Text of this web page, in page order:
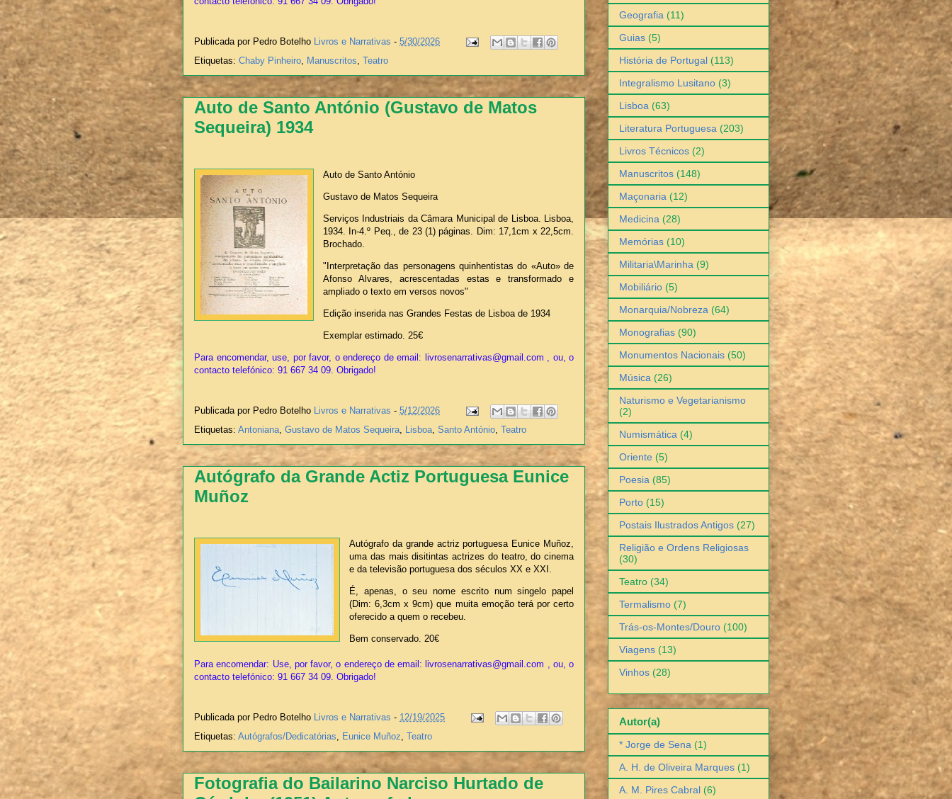
Publicada por Pedro Botelho Livros e Narrativas - 5/30/2026
Etiquetas: Chaby Pinheiro, Manuscritos, Teatro
Auto de Santo António (Gustavo de Matos
Sequeira) 1934
Auto de Santo António
Gustavo de Matos Sequeira
Serviços Industriais da Câmara Municipal de Lisboa. Lisboa,
1934. In-4.º Peq., de 23 (1) páginas. Dim: 17,1cm x 22,5cm.
Brochado.
"Interpretação das personagens quinhentistas do «Auto» de
Afonso Alvares, acrescentadas estas e transformado e
ampliado o texto em versos novos"
Edição inserida nas Grandes Festas de Lisboa de 1934
Exemplar estimado. 25€
Para encomendar, use, por favor, o endereço de email: livrosenarrativas@gmail.com , ou, o
contacto telefónico: 91 667 34 09. Obrigado!
Publicada por Pedro Botelho Livros e Narrativas - 5/12/2026
Etiquetas: Antoniana, Gustavo de Matos Sequeira, Lisboa, Santo António, Teatro
Autógrafo da Grande Actiz Portuguesa Eunice
Muñoz
Autógrafo da grande actriz portuguesa Eunice Muñoz,
uma das mais disitintas actrizes do teatro, do cinema
e da televisão portuguesa dos séculos XX e XXI.
É, apenas, o seu nome escrito num singelo papel
(Dim: 6,3cm x 9cm) que muita emoção terá por certo
oferecido a quem o recebeu.
Bem conservado. 20€
Para encomendar: Use, por favor, o endereço de email: livrosenarrativas@gmail.com , ou, o
contacto telefónico: 91 667 34 09. Obrigado!
Publicada por Pedro Botelho Livros e Narrativas - 12/19/2025
Etiquetas: Autógrafos/Dedicatórias, Eunice Muñoz, Teatro
Fotografia do Bailarino Narciso Hurtado de
Geografia (11)
Guias (5)
História de Portugal (113)
Integralismo Lusitano (3)
Lisboa (63)
Literatura Portuguesa (203)
Livros Técnicos (2)
Manuscritos (148)
Maçonaria (12)
Medicina (28)
Memórias (10)
Militaria\Marinha (9)
Mobiliário (5)
Monarquia/Nobreza (64)
Monografias (90)
Monumentos Nacionais (50)
Música (26)
Naturismo e Vegetarianismo
(2)
Numismática (4)
Oriente (5)
Poesia (85)
Porto (15)
Postais Ilustrados Antigos (27)
Religião e Ordens Religiosas
(30)
Teatro (34)
Termalismo (7)
Trás-os-Montes/Douro (100)
Viagens (13)
Vinhos (28)
Autor(a)
* Jorge de Sena (1)
A. H. de Oliveira Marques (1)
A. M. Pires Cabral (6)